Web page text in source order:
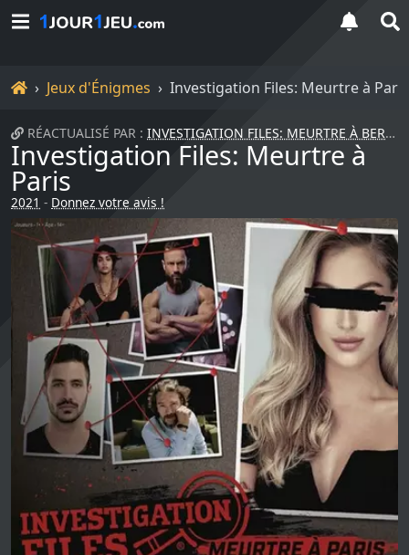
Accueil
Jeux d'Énigmes Investigation Files: Meurtre à Paris
RÉACTUALISÉ PAR : INVESTIGATION FILES: MEURTRE À BERLIN
Investigation Files: Meurtre à
Paris
2021 - Donnez votre avis !